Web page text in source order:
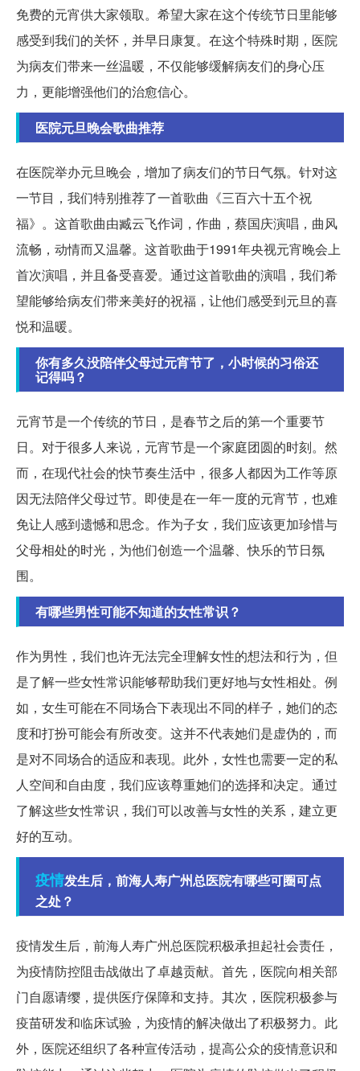
免费的元宵供大家领取。希望大家在这个传统节日里能够
感受到我们的关怀，并早日康复。在这个特殊时期，医院
为病友们带来一丝温暖，不仅能够缓解病友们的身心压
力，更能增强他们的治愈信心。
医院元旦晚会歌曲推荐
在医院举办元旦晚会，增加了病友们的节日气氛。针对这
一节目，我们特别推荐了一首歌曲《三百六十五个祝
福》。这首歌曲由臧云飞作词，作曲，蔡国庆演唱，曲风
流畅，动情而又温馨。这首歌曲于1991年央视元宵晚会上
首次演唱，并且备受喜爱。通过这首歌曲的演唱，我们希
望能够给病友们带来美好的祝福，让他们感受到元旦的喜
悦和温暖。
你有多久没陪伴父母过元宵节了，小时候的习俗还
记得吗？
元宵节是一个传统的节日，是春节之后的第一个重要节
日。对于很多人来说，元宵节是一个家庭团圆的时刻。然
而，在现代社会的快节奏生活中，很多人都因为工作等原
因无法陪伴父母过节。即使是在一年一度的元宵节，也难
免让人感到遗憾和思念。作为子女，我们应该更加珍惜与
父母相处的时光，为他们创造一个温馨、快乐的节日氛
围。
有哪些男性可能不知道的女性常识？
作为男性，我们也许无法完全理解女性的想法和行为，但
是了解一些女性常识能够帮助我们更好地与女性相处。例
如，女生可能在不同场合下表现出不同的样子，她们的态
度和打扮可能会有所改变。这并不代表她们是虚伪的，而
是对不同场合的适应和表现。此外，女性也需要一定的私
人空间和自由度，我们应该尊重她们的选择和决定。通过
了解这些女性常识，我们可以改善与女性的关系，建立更
好的互动。
疫情发生后，前海人寿广州总医院有哪些可圈可点
之处？
疫情发生后，前海人寿广州总医院积极承担起社会责任，
为疫情防控阻击战做出了卓越贡献。首先，医院向相关部
门自愿请缨，提供医疗保障和支持。其次，医院积极参与
疫苗研发和临床试验，为疫情的解决做出了积极努力。此
外，医院还组织了各种宣传活动，提高公众的疫情意识和